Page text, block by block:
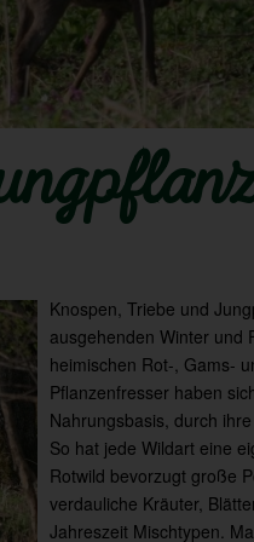
Knospen, Triebe und
ausgehenden Winter und
heimischen Rot-, Gams-
Pflanzenfresser haben
Nahrungsbasis, durch
So hat jede Wildart eine
Rotwild bevorzugt große
verdauliche Kräuter,
Jahreszeit Mischtypen.